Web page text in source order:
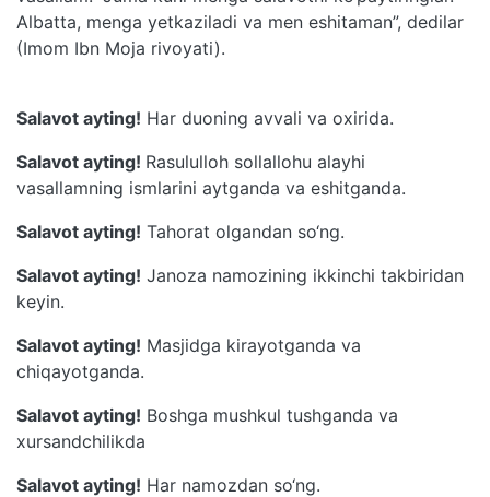
Albatta, menga yetkaziladi va men eshitaman”, dedilar
(Imom Ibn Moja rivoyati).
Salavot ayting! Har duoning avvali va oxirida.
Salavot ayting! Rasululloh sollallohu alayhi
vasallamning ismlarini aytganda va eshitganda.
Salavot ayting! Tahorat olgandan so‘ng.
Salavot ayting! Janoza namozining ikkinchi takbiridan
keyin.
Salavot ayting! Masjidga kirayotganda va
chiqayotganda.
Salavot ayting! Boshga mushkul tushganda va
xursandchilikda
Salavot ayting! Har namozdan so‘ng.